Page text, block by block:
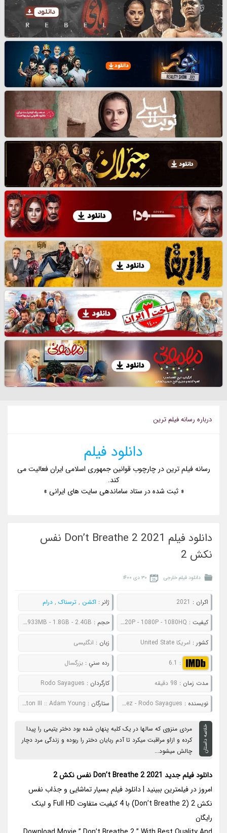
درباره رسانه فيلم ترين
دانلود فیلم
رسانه فیلم ترین در چارچوب قوانین جمهوری اسلامی ایران فعالیت می
کند.
« ثبت شده در ستاد ساماندهی سایت های ایرانی »
دانلود فیلم Don’t Breathe 2 2021 نفس
نکش 2
دانلود فیلم خارجی ۳۰ دی ۱۴۰۰
اکران : 2021 ژانر : اکشن , ترسناک , درام
کيفيت : 480P - 720P - 1080P - 1080HQ حجم : 654MB - 933MB - 1.8GB - 2.4GB
کشور : امریکا United State زبان : انگلیسی
:
6.1 رده سني : بزرگسال
مدت زمان : 98 دقیقه کارگردان : Rodo Sayagues
نويسنده : Fede Alvarez - Rodo Sayagues ستارگان : Stephen Lang :: Madelyn Grace :: Brendan Sexton III :: Adam Young
خلاصه داستان
مردی منزوی که سالها در یک کلبه پنهان شده بود دختر یتیمی را پیدا
کرده و ازاو مراقبت میکرد تا آدم ربایان دختر را ربوده و زندگی مرد دچار
چالش میشود...
دانلود فیلم جدید Don’t Breathe 2 2021 نفس نکش 2
امروز در فیلمترین ببینید | دانلود فیلم بسیار تماشایی و جذاب نفس
نکش 2 (Don’t Breathe 2) با 4 کیفیت متفاوت Full HD و لینک
رایگان